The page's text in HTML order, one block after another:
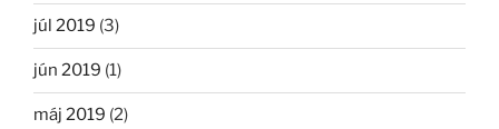
júl 2019 (3)
jún 2019 (1)
máj 2019 (2)